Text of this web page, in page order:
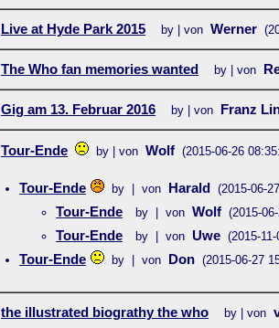
Live at Hyde Park 2015 by | von Werner
The Who fan memories wanted by | von
Gig am 13. Februar 2016 by | von Franz
Tour-Ende by | von Wolf (2015-06-26
Tour-Ende by | von Harald (2015-06-
Tour-Ende by | von Wolf (2015-
Tour-Ende by | von Uwe (2015-
Tour-Ende by | von Don (2015-06-27
the illustrated biograthy the who by | von